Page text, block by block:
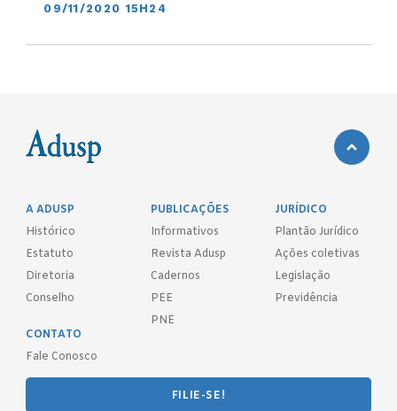
09/11/2020 15H24
A ADUSP
Histórico
Estatuto
Diretoria
Conselho
PUBLICAÇÕES
Informativos
Revista Adusp
Cadernos
PEE
PNE
JURÍDICO
Plantão Jurídico
Ações coletivas
Legislação
Previdência
CONTATO
Fale Conosco
FILIE-SE!